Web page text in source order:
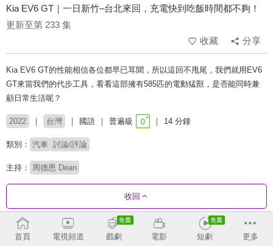
Kia EV6 GT｜一日新竹–台北來回，充電快到吃飯時間都不夠！
更新至第 233 集
收藏
分享
Kia EV6 GT的性能相信各位都早已耳聞，所以這回不甩尾，我們就用EV6
GT來當我們的代步工具，看看這部擁有585匹的電動猛獸，是否能同時兼
顧日常生活呢？
2022 台灣 國語 普遍級 14 分鐘
類別： 汽車 討論/評論
主持： 周德恩 Dean
收回
劇集列表 收合
首頁 電視頻道 戲劇 電影 短劇 更多